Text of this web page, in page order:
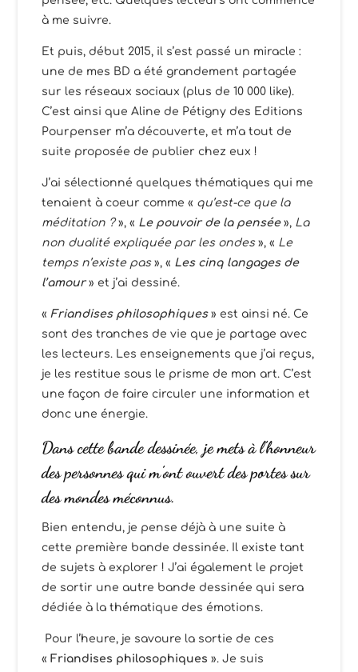
à me suivre.
Et puis, début 2015, il s’est passé un miracle :
une de mes BD a été grandement partagée
sur les réseaux sociaux (plus de 10 000 like).
C’est ainsi que Aline de Pétigny des Editions
Pourpenser m’a découverte, et m’a tout de
suite proposée de publier chez eux !
J’ai sélectionné quelques thématiques qui me
tenaient à coeur comme « qu’est-ce que la
méditation ?», « Le pouvoir de la pensée », La
non dualité expliquée par les ondes», « Le
temps n’existe pas», « Les cinq langages de
l’amour » et j’ai dessiné.
«Friandises philosophiques» est ainsi né. Ce
sont des tranches de vie que je partage avec
les lecteurs. Les enseignements que j’ai reçus,
je les restitue sous le prisme de mon art. C’est
une façon de faire circuler une information et
donc une énergie.
Dans cette bande dessinée, je mets à l’honneur
des personnes qui m’ont ouvert des portes sur
des mondes méconnus.
Bien entendu, je pense déjà à une suite à
cette première bande dessinée. Il existe tant
de sujets à explorer ! J’ai également le projet
de sortir une autre bande dessinée qui sera
dédiée à la thématique des émotions.
Pour l’heure, je savoure la sortie de ces
«Friandises philosophiques». Je suis